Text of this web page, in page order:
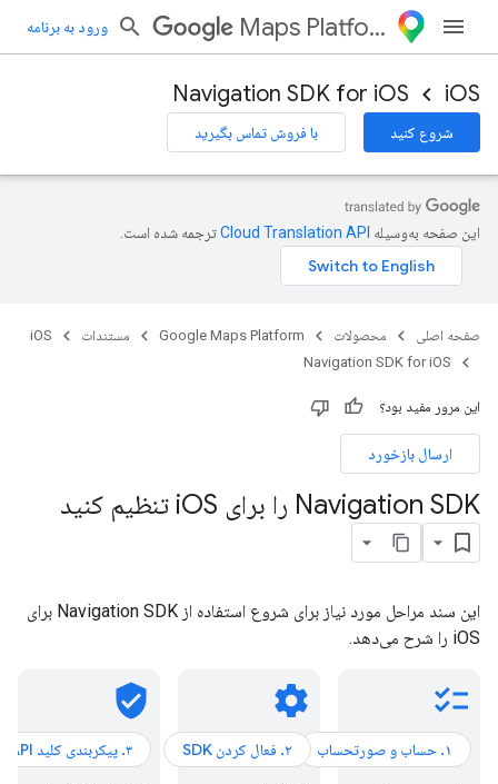
Maps Platform ورود به برنامه
iOS
Navigation SDK for iOS
شروع کنید با فروش تماس بگیرید
این صفحه به‌وسیله ترجمه شده است.
صفحه اصلی محصولات Google Maps Platform مستندات
iOS
Navigation SDK for iOS
این مرور مفید بود؟
ارسال بازخورد
Navigation SDK را برای i OS تنظیم کنید
این سند مراحل مورد نیاز برای شروع استفاده از Navigation SDK برای
iOS را شرح می‌دهد.
checklist
۱. حساب و صورتحساب
settings
۲. فعال کردن SDK
verified_user
۳. پیکربندی کلید API